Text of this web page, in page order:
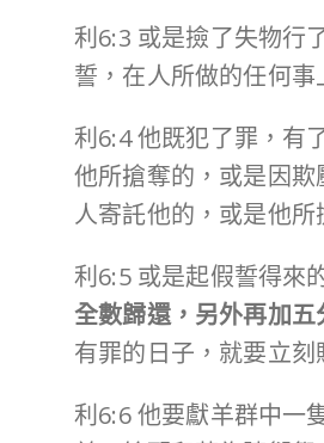
利6:3 或是撿了失物行
誓，在人所做的任何事
利6:4 他既犯了罪，有
他所搶奪的，或是因
人寄託他的，或是他所
利6:5 或是起假誓得來
全數歸還，另外再加五
有罪的日子，就要立刻
利6:6 他要獻羊群中一